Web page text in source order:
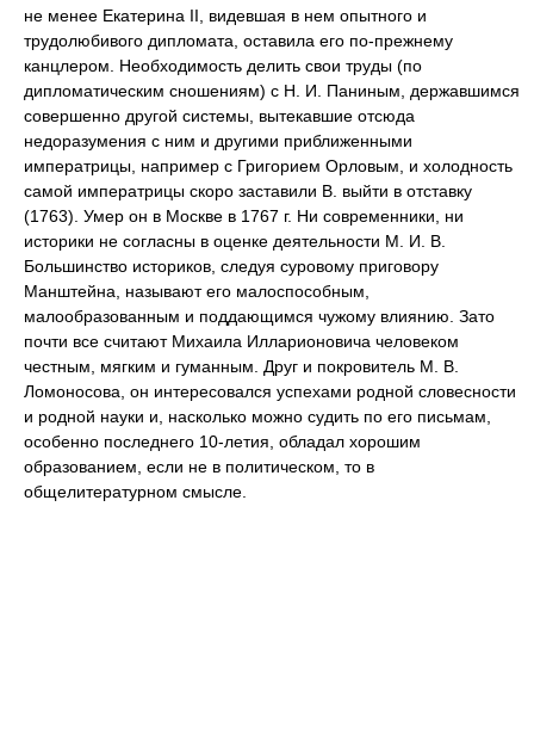
не менее Екатерина II, видевшая в нем опытного и
трудолюбивого дипломата, оставила его по-прежнему
канцлером. Необходимость делить свои труды (по
дипломатическим сношениям) с Н. И. Паниным, державшимся
совершенно другой системы, вытекавшие отсюда
недоразумения с ним и другими приближенными
императрицы, например с Григорием Орловым, и холодность
самой императрицы скоро заставили В. выйти в отставку
(1763). Умер он в Москве в 1767 г. Ни современники, ни
историки не согласны в оценке деятельности М. И. В.
Большинство историков, следуя суровому приговору
Манштейна, называют его малоспособным,
малообразованным и поддающимся чужому влиянию. Зато
почти все считают Михаила Илларионовича человеком
честным, мягким и гуманным. Друг и покровитель М. В.
Ломоносова, он интересовался успехами родной словесности
и родной науки и, насколько можно судить по его письмам,
особенно последнего 10-летия, обладал хорошим
образованием, если не в политическом, то в
общелитературном смысле.